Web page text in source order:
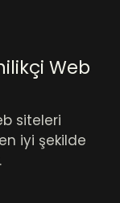
Web
siteleri
iyi şekilde